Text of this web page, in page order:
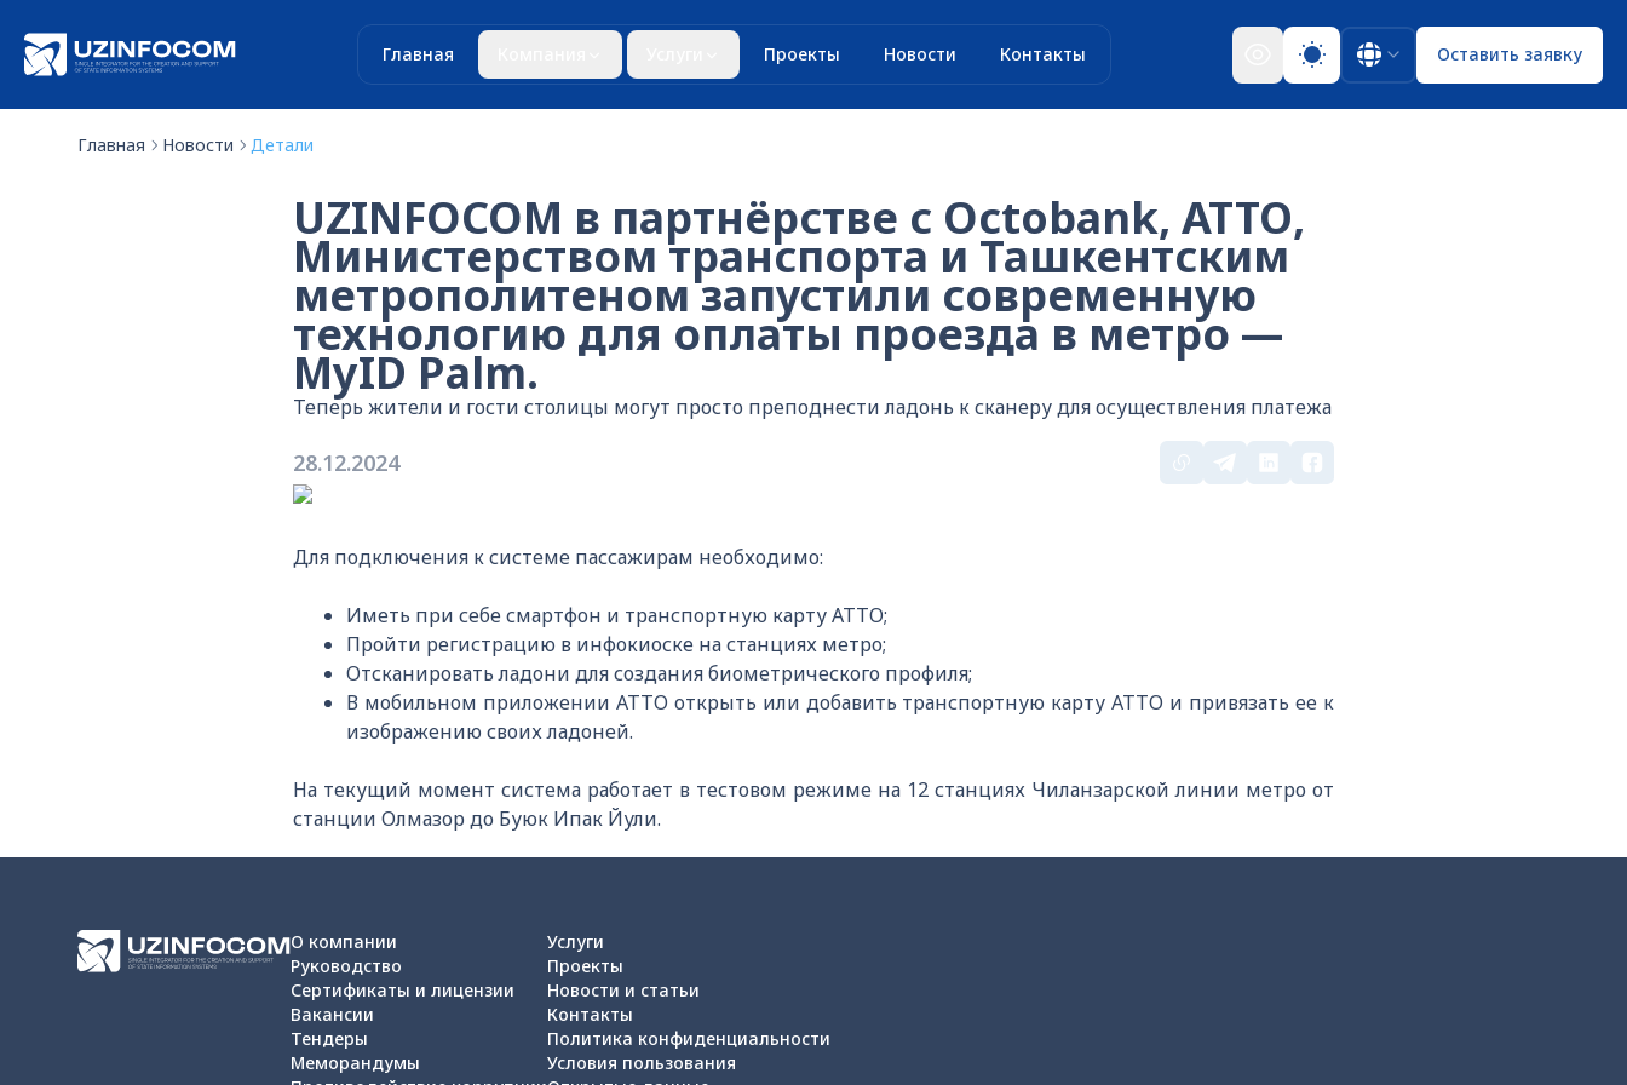
Главная Проекты Новости Контакты Оставить заявку
Главная Новости Детали
UZINFOCOM в партнёрстве с Octobank, АТТО,
Министерством транспорта и Ташкентским
метрополитеном запустили современную
технологию для оплаты проезда в метро —
MyID Palm.
Теперь жители и гости столицы могут просто преподнести ладонь к сканеру для осуществления платежа
28.12.2024
Для подключения к системе пассажирам необходимо:
Иметь при себе смартфон и транспортную карту ATTO;
Пройти регистрацию в инфокиоске на станциях метро;
Отсканировать ладони для создания биометрического профиля;
В мобильном приложении АТТО открыть или добавить транспортную карту ATTO и привязать ее к
изображению своих ладоней.
На текущий момент система работает в тестовом режиме на 12 станциях Чиланзарской линии метро от
станции Олмазор до Буюк Ипак Йули.
О компании
Руководство
Сертификаты и лицензии
Вакансии
Тендеры
Меморандумы
Услуги
Проекты
Новости и статьи
Контакты
Политика конфиденциальности
Условия пользования